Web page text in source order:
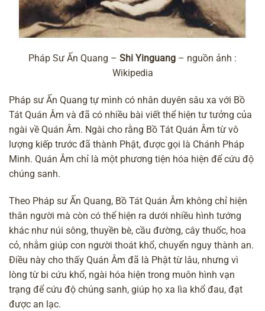
Pháp Sư Ấn Quang – Shi Yinguang – nguồn ảnh :
Wikipedia
Pháp sư Ấn Quang tự mình có nhân duyên sâu xa với Bồ
Tát Quán Âm và đã có nhiều bài viết thể hiện tư tưởng của
ngài về Quán Âm. Ngài cho rằng Bồ Tát Quán Âm từ vô
lượng kiếp trước đã thành Phật, được gọi là Chánh Pháp
Minh. Quán Âm chỉ là một phương tiện hóa hiện để cứu độ
chúng sanh.
Theo Pháp sư Ấn Quang, Bồ Tát Quán Âm không chỉ hiện
thân người mà còn có thể hiện ra dưới nhiều hình tướng
khác như núi sông, thuyền bè, cầu đường, cây thuốc, hoa
cỏ, nhằm giúp con người thoát khổ, chuyển nguy thành an.
Điều này cho thấy Quán Âm đã là Phật từ lâu, nhưng vì
lòng từ bi cứu khổ, ngài hóa hiện trong muôn hình vạn
trạng để cứu độ chúng sanh, giúp họ xa lìa khổ đau, đạt
được an lạc.